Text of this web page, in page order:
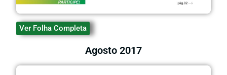
Ver Folha Completa
Agosto 2017